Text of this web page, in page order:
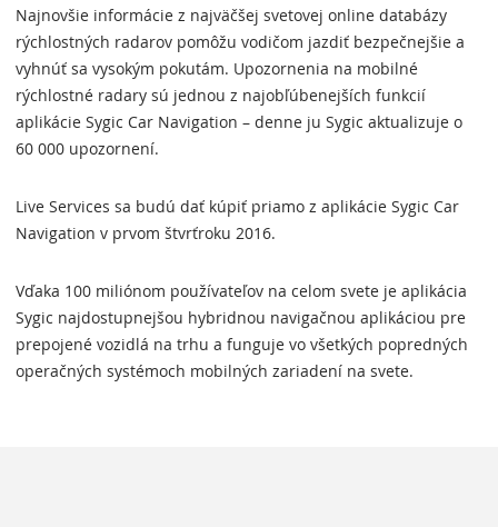
Najnovšie informácie z najväčšej svetovej online databázy
rýchlostných radarov pomôžu vodičom jazdiť bezpečnejšie a
vyhnúť sa vysokým pokutám. Upozornenia na mobilné
rýchlostné radary sú jednou z najobľúbenejších funkcií
aplikácie Sygic Car Navigation – denne ju Sygic aktualizuje o
60 000 upozornení.
Live Services sa budú dať kúpiť priamo z aplikácie Sygic Car
Navigation v prvom štvrťroku 2016.
Vďaka 100 miliónom používateľov na celom svete je aplikácia
Sygic najdostupnejšou hybridnou navigačnou aplikáciou pre
prepojené vozidlá na trhu a funguje vo všetkých popredných
operačných systémoch mobilných zariadení na svete.